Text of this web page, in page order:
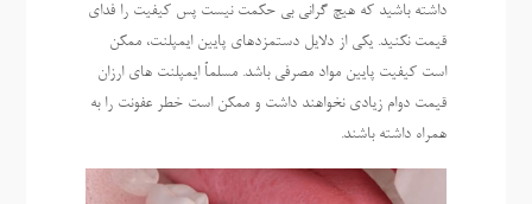
داشته باشید که هیچ گرانی بی حکمت نیست پس کیفیت را فدای
قیمت نکنید. یکی از دلایل دستمزدهای پایین ایمپلنت، ممکن
است کیفیت پایین مواد مصرفی باشد. مسلماً ایمپلنت های ارزان
قیمت دوام زیادی نخواهند داشت و ممکن است خطر عفونت را به
همراه داشته باشند.